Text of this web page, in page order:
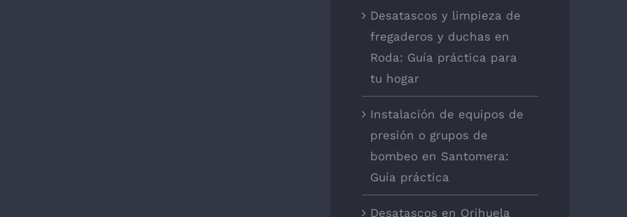
Desatascos y limpieza de
fregaderos y duchas en
Roda: Guía práctica para
tu hogar
Instalación de equipos de
presión o grupos de
bombeo en Santomera:
Guía práctica
Desatascos en Orihuela